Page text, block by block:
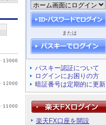
または
パスキー認証について
ログインにお困りの方
暗証番号は定期的に更新
楽天FX口座を開設